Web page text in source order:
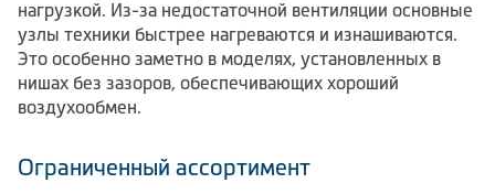
нагрузкой. Из-за недостаточной вентиляции основные
узлы техники быстрее нагреваются и изнашиваются.
Это особенно заметно в моделях, установленных в
нишах без зазоров, обеспечивающих хороший
воздухообмен.
Ограниченный ассортимент